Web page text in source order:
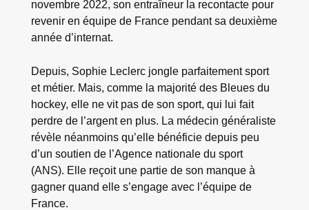
novembre 2022, son entraîneur la recontacte pour
revenir en équipe de France pendant sa deuxième
année d’internat.
Depuis, Sophie Leclerc jongle parfaitement sport
et métier. Mais, comme la majorité des Bleues du
hockey, elle ne vit pas de son sport, qui lui fait
perdre de l’argent en plus. La médecin généraliste
révèle néanmoins qu’elle bénéficie depuis peu
d’un soutien de l’Agence nationale du sport
(ANS). Elle reçoit une partie de son manque à
gagner quand elle s’engage avec l’équipe de
France.